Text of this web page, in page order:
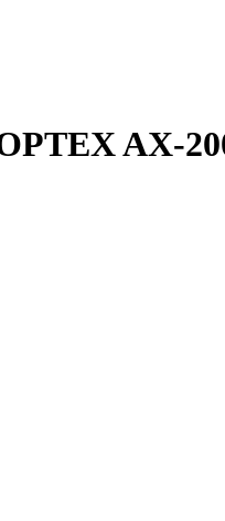
AX-